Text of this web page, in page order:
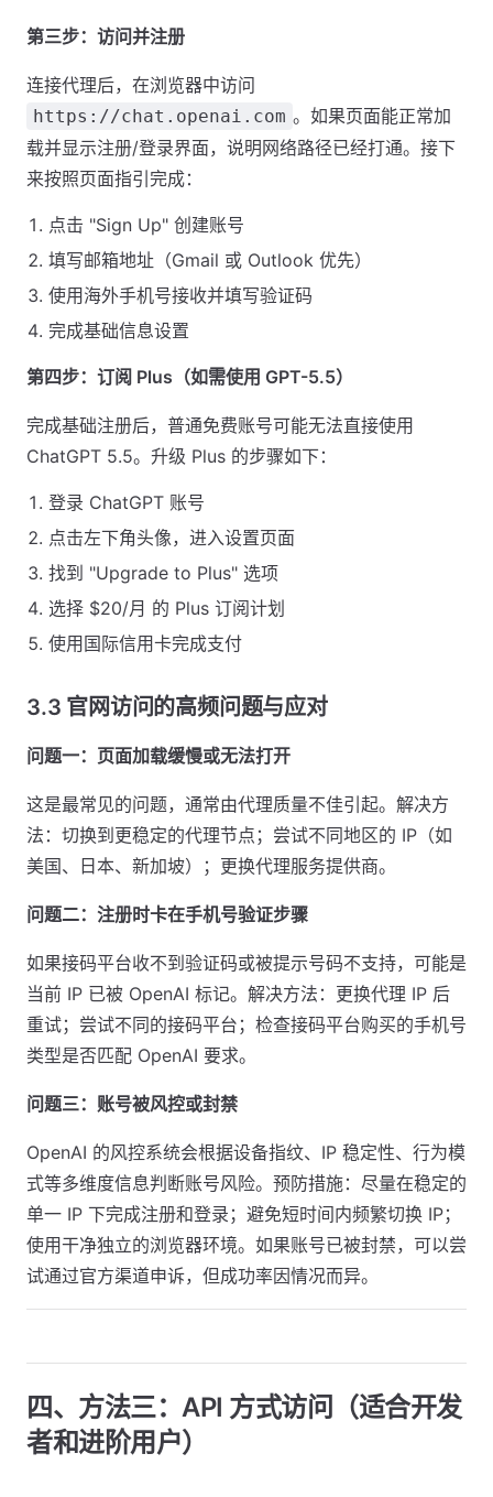
第三步：访问并注册
连接代理后，在浏览器中访问
https://chat.openai.com 。如果页面能正常加
载并显示注册/登录界面，说明网络路径已经打通。接下
来按照页面指引完成：
点击 "Sign Up" 创建账号
填写邮箱地址（Gmail 或 Outlook 优先）
使用海外手机号接收并填写验证码
完成基础信息设置
第四步：订阅 Plus（如需使用 GPT-5.5）
完成基础注册后，普通免费账号可能无法直接使用
ChatGPT 5.5。升级 Plus 的步骤如下：
登录 ChatGPT 账号
点击左下角头像，进入设置页面
找到 "Upgrade to Plus" 选项
选择 $20/月 的 Plus 订阅计划
使用国际信用卡完成支付
3.3 官网访问的高频问题与应对
问题一：页面加载缓慢或无法打开
这是最常见的问题，通常由代理质量不佳引起。解决方
法：切换到更稳定的代理节点；尝试不同地区的 IP（如
美国、日本、新加坡）；更换代理服务提供商。
问题二：注册时卡在手机号验证步骤
如果接码平台收不到验证码或被提示号码不支持，可能是
当前 IP 已被 OpenAI 标记。解决方法：更换代理 IP 后
重试；尝试不同的接码平台；检查接码平台购买的手机号
类型是否匹配 OpenAI 要求。
问题三：账号被风控或封禁
OpenAI 的风控系统会根据设备指纹、IP 稳定性、行为模
式等多维度信息判断账号风险。预防措施：尽量在稳定的
单一 IP 下完成注册和登录；避免短时间内频繁切换 IP；
使用干净独立的浏览器环境。如果账号已被封禁，可以尝
试通过官方渠道申诉，但成功率因情况而异。
四、方法三：API 方式访问（适合开发
者和进阶用户）